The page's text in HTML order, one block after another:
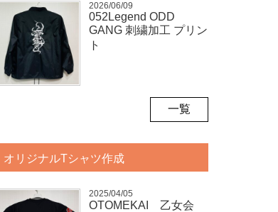
2026/06/09
052Legend ODD
GANG 刺繍加工 プリン
ト
一覧
オリジナルTシャツ作成
2025/04/05
OTOMEKAI 乙女会